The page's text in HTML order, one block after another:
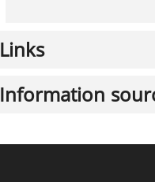
Links
Information